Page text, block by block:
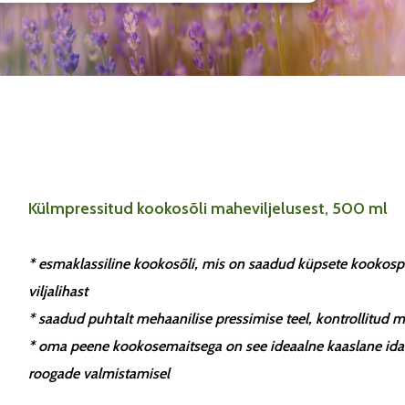
Külmpressitud kookosõli maheviljelusest, 500 ml
* esmaklassiline kookosõli, mis on saadud küpsete
viljalihast
* saadud puhtalt mehaanilise pressimise teel, kontrollitud
* oma peene kookosemaitsega on see ideaalne kaaslane
roogade valmistamisel